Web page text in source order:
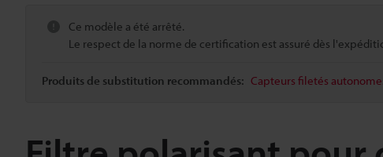
Ce modèle a été arrêté.
Le respect de la norme de certification est assuré dès
Produits de substitution recommandés: Capteurs filetés